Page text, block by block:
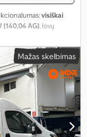
visiškai
(140,04 AG) , lovų
5 990 mm, bendras
, ašių konfigūracija:2
90 l, bendras svoris:
vairo padėtis: kairė,
,
šildytuvas,
programa
oro
Mažas skelbimas